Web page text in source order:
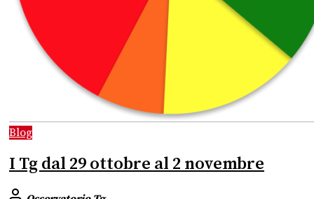
Blog
I Tg dal 29 ottobre al 2 novembre